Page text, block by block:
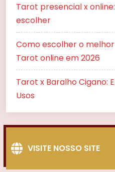
Tarot presencial x
escolher
Como escolher o
Tarot online em 2026
Tarot x Baralho Cigano:
Usos
VISITE NOSSO SITE